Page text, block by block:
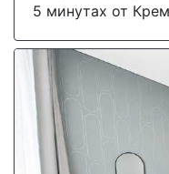
5 минутах от